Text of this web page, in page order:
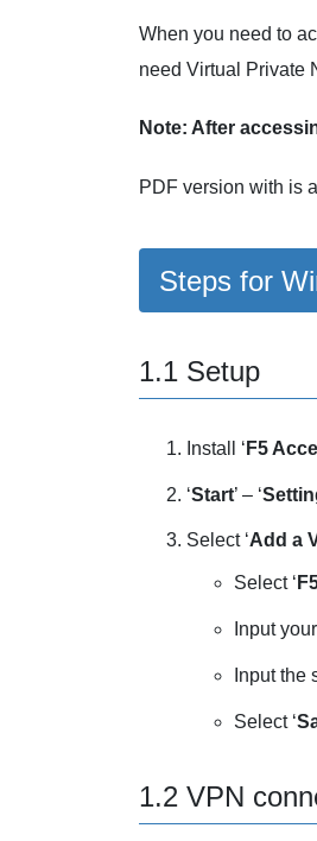
When you need to
need Virtual Private
Note: After
PDF version with is
Steps for
1.1 Setup
Install ‘ F5
‘Start’ – ‘
Select ‘Add a
Select ‘
Input
Input the
Select ‘
1.2 VPN